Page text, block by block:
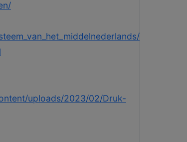
uploads/2023/02/Druk-